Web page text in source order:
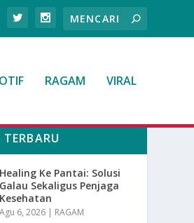
RAGAM VIRAL
Healing Ke Pantai: Solusi
Galau Sekaligus Penjaga
Kesehatan
Agu 6, 2026 | RAGAM